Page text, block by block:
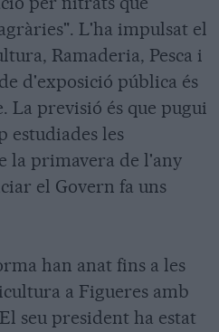
L'ha impulsat el
Ramaderia, Pesca i
d'exposició pública és
La previsió és que pugui
estudiades les
la primavera de l'any
el Govern fa uns
han anat fins a les
a Figueres amb
seu president ha estat